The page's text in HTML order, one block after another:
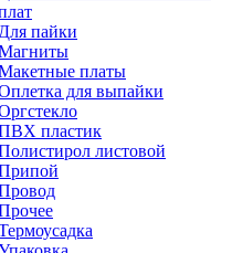
Для пайки
платы
для выпайки
пластик
листовой